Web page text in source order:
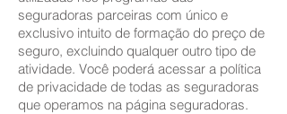
seguradoras parceiras com único e
exclusivo intuito de formação do preço de
seguro, excluindo qualquer outro tipo de
atividade. Você poderá acessar a política
de privacidade de todas as seguradoras
que operamos na página seguradoras.